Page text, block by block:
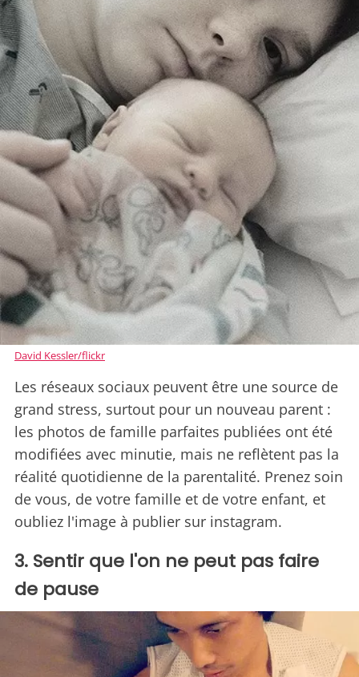
David Kessler/flickr
Les réseaux sociaux peuvent être une source de
grand stress, surtout pour un nouveau parent :
les photos de famille parfaites publiées ont été
modifiées avec minutie, mais ne reflètent pas la
réalité quotidienne de la parentalité. Prenez soin
de vous, de votre famille et de votre enfant, et
oubliez l'image à publier sur instagram.
3. Sentir que l'on ne peut pas faire
de pause